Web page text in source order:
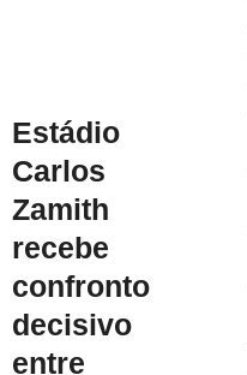
Estádio
Carlos
Zamith
recebe
confronto
decisivo
entre